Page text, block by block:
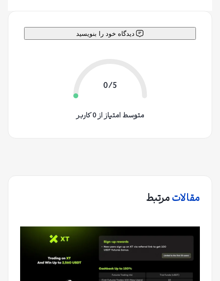
دیدگاه خود را بنویسید
0/5
متوسط امتیاز از 0 کاربر
مقالاتمرتبط